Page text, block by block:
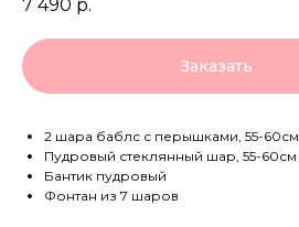
7 490 р.
Заказать
2 шара баблс с перышками, 55-60см
Пудровый стеклянный шар, 55-60см
Бантик пудровый
Фонтан из 7 шаров